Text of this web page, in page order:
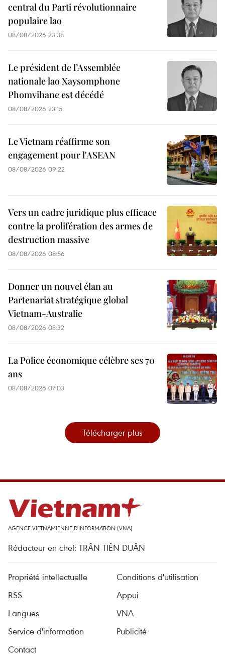
central du Parti révolutionnaire
populaire lao
08/08/2026 23:38
Le président de l’Assemblée
nationale lao Xaysomphone
Phomvihane est décédé
08/08/2026 23:15
Le Vietnam réaffirme son
engagement pour l'ASEAN
08/08/2026 09:22
Vers un cadre juridique plus efficace
contre la prolifération des armes de
destruction massive
08/08/2026 08:56
Donner un nouvel élan au
Partenariat stratégique global
Vietnam-Australie
08/08/2026 08:32
La Police économique célèbre ses 70
ans
08/08/2026 07:03
Télécharger plus
AGENCE VIETNAMIENNE D'INFORMATION (VNA)
Rédacteur en chef: TRÂN TIÊN DUÂN
Propriété intellectuelle
Conditions d'utilisation
RSS
Appui
Langues
VNA
Service d'information
Publicité
Contact